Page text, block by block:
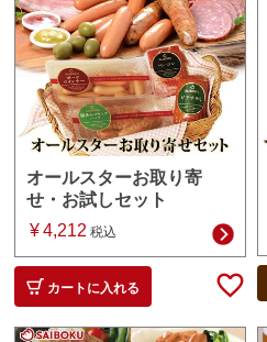
オールスターお取り寄
せ・お試しセット
¥ 4,212 税込
カートに入れる